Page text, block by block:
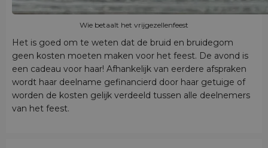
Wie betaalt het vrijgezellenfeest
Het is goed om te weten dat de bruid en bruidegom
geen kosten moeten maken voor het feest. De avond is
een cadeau voor haar! Afhankelijk van eerdere afspraken
wordt haar deelname gefinancierd door haar getuige of
worden de kosten gelijk verdeeld tussen alle deelnemers
van het feest.